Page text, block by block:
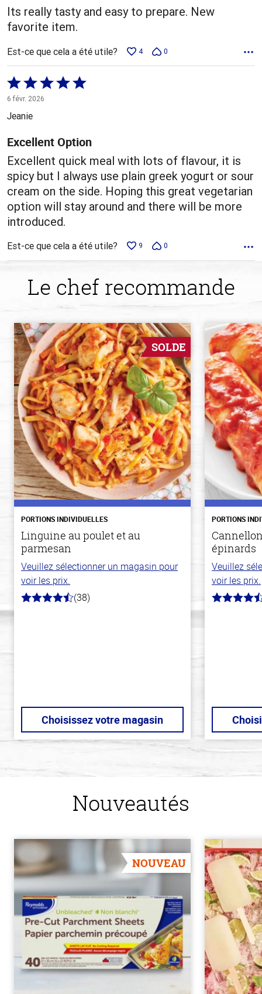
Its really tasty and easy to prepare. New
favorite item.
Est-ce que cela a été utile? 4 0
Coté
5 sur
5
6 févr. 2026
Jeanie
Excellent Option
Excellent quick meal with lots of flavour, it is
spicy but I always use plain greek yogurt or sour
cream on the side. Hoping this great vegetarian
option will stay around and there will be more
introduced.
Est-ce que cela a été utile? 9 0
Le chef recommande
SOLDE
PORTIONS INDIVIDUELLES
Linguine au poulet et au
parmesan
Veuillez sélectionner un magasin pour
voir les prix.
4.1
(38)
Choisissez votre magasin
PORTIONS
épinards
Veuillez
voir les prix.
4.2
Nouveautés
NOUVEAU